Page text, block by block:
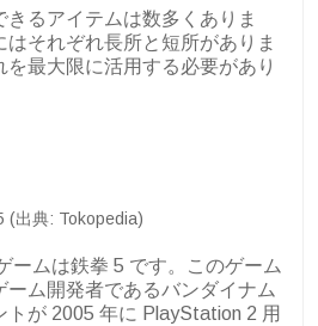
るアイテムは数多くありま
それぞれ長所と短所がありま
最大限に活用する必要があり
(出典: Tokopedia)
ームは鉄拳 5 です。このゲーム
ーム開発者であるバンダイナム
トが 2005 年に PlayStation 2 用